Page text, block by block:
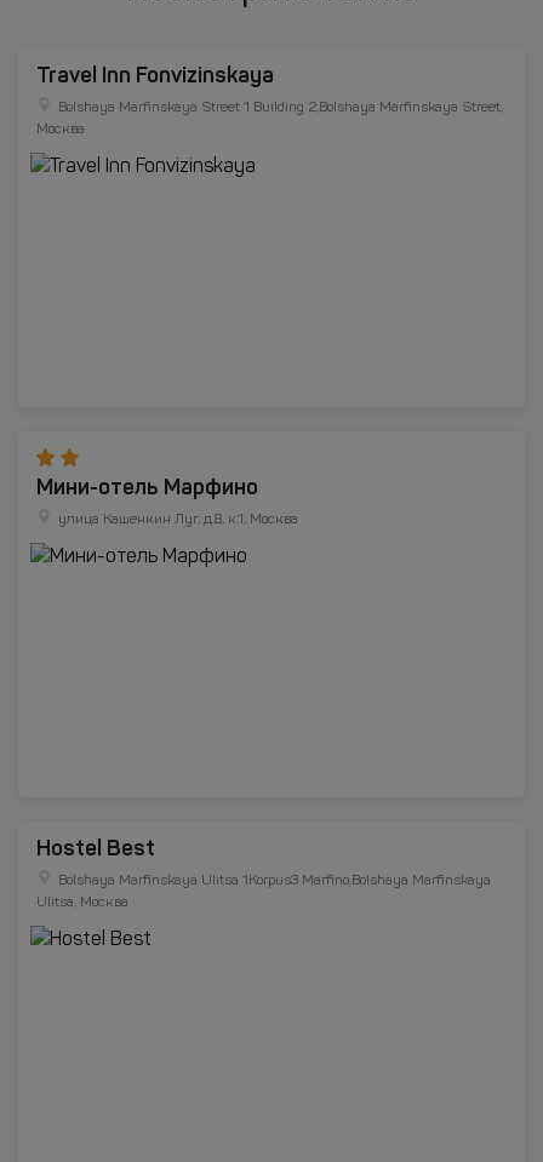
Travel Inn Fonvizinskaya
Bolshaya Marfinskaya Street 1 Building 2,Bolshaya Marfinskaya Street,
Москва
Мини-отель Марфино
улица Кашенкин Луг, д.8, к.1, Москва
Hostel Best
Bolshaya Marfinskaya Ulitsa 1Korpus3 Marfino,Bolshaya Marfinskaya
Ulitsa, Москва